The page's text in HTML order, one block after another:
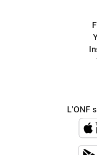
L'ONF